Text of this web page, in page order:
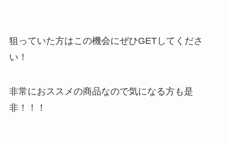
狙っていた方はこの機会にぜひGETしてくださ
い！
非常におススメの商品なので気になる方も是
非！！！